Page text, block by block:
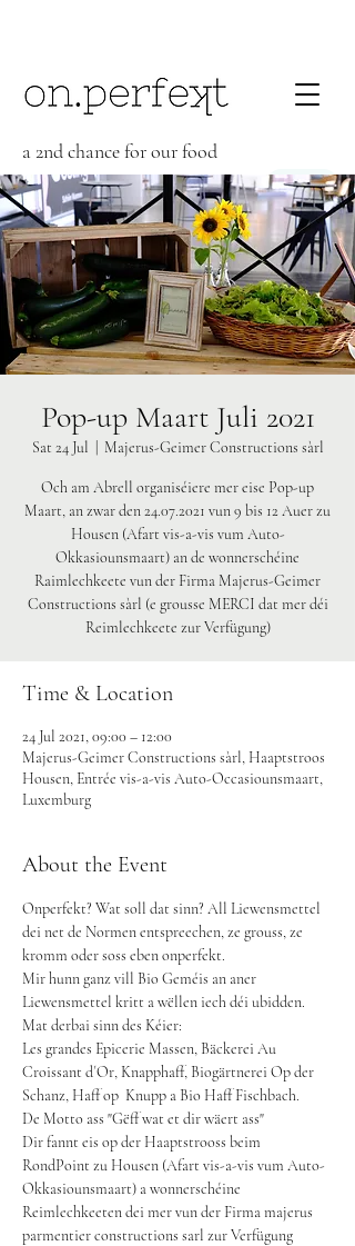
a 2nd chance for our food
Contact
Pop-up Maart Juli 2021
Sat 24 Jul Majerus-Geimer Constructions sàrl
Och am Abrell organiséiere mer eise Pop-up
Maart, an zwar den 24.07.2021 vun 9 bis 12 Auer zu
Housen (Afart vis-a-vis vum Auto-
Okkasiounsmaart) an de wonnerschéine
Raimlechkeete vun der Firma Majerus-Geimer
Constructions sàrl (e grousse MERCI dat mer déi
Reimlechkeete zur Verfügung)
Time & Location
24 Jul 2021, 09:00 – 12:00
Majerus-Geimer Constructions sàrl, Haaptstroos
Housen, Entrée vis-a-vis Auto-Occasiounsmaart,
Luxemburg
About the Event
Onperfekt? Wat soll dat sinn? All Liewensmettel
dei net de Normen entspreechen, ze grouss, ze
kromm oder soss eben onperfekt.
Mir hunn ganz vill Bio Geméis an aner
Liewensmettel kritt a wëllen iech déi ubidden.
Mat derbai sinn des Kéier:
Les grandes Epicerie Massen, Bäckerei Au
Croissant d´Or, Knapphaff, Biogärtnerei Op der
Schanz, Haff op  Knupp a Bio Haff Fischbach.
De Motto ass "Gëff wat et dir wäert ass"
Dir fannt eis op der Haaptstrooss beim
RondPoint zu Housen (Afart vis-a-vis vum Auto-
Okkasiounsmaart) a wonnerschéine
Reimlechkeeten dei mer vun der Firma majerus
parmentier constructions sarl zur Verfügung